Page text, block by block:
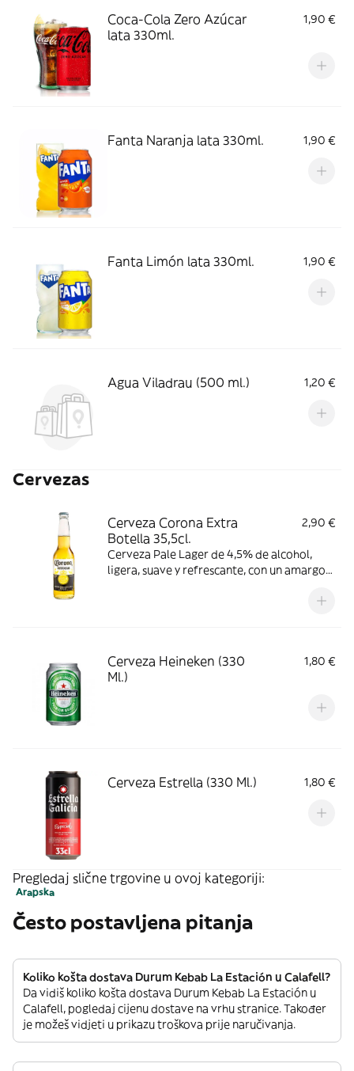
Coca-Cola Zero Azúcar
lata 330ml.
1,90 €
Fanta Naranja lata 330ml. 1,90 €
Fanta Limón lata 330ml. 1,90 €
Agua Viladrau (500 ml.) 1,20 €
Cervezas
Cerveza Corona Extra
Botella 35,5cl.
2,90 €
Cerveza Pale Lager de 4,5% de alcohol,
ligera, suave y refrescante, con un amargor
Cerveza Heineken (330
Ml.)
1,80 €
Cerveza Estrella (330 Ml.) 1,80 €
Pregledaj slične trgovine u ovoj kategoriji:
Arapska
Često postavljena pitanja
Koliko košta dostava Durum Kebab La Estación u Calafell?
Da vidiš koliko košta dostava Durum Kebab La Estación u
Calafell, pogledaj cijenu dostave na vrhu stranice. Također
je možeš vidjeti u prikazu troškova prije naručivanja.